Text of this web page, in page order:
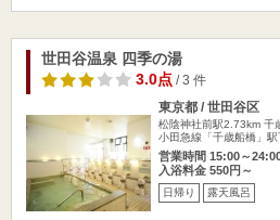
世田谷温泉 四季の湯
3.0点/ 3 件
東京都 / 世田谷区
松陰神社前駅2.73km 千
小田急線「千歳船橋」
営業時間 15:00～
入浴料金 550円～
日帰り 露天風呂